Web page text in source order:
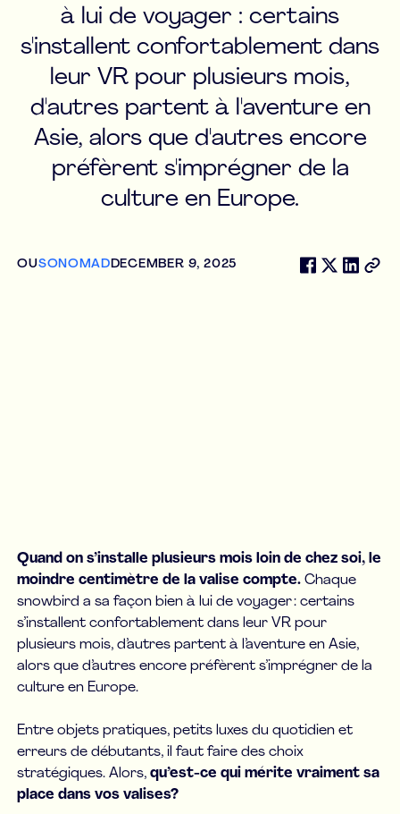
à lui de voyager : certains
s'installent confortablement dans
leur VR pour plusieurs mois,
d'autres partent à l'aventure en
Asie, alors que d'autres encore
préfèrent s'imprégner de la
culture en Europe.
OUSONOMADDECEMBER 9, 2025
Quand on s’installe plusieurs mois loin de chez soi, le
moindre centimètre de la valise compte. Chaque
snowbird a sa façon bien à lui de voyager : certains
s’installent confortablement dans leur VR pour
plusieurs mois, d’autres partent à l’aventure en Asie,
alors que d’autres encore préfèrent s’imprégner de la
culture en Europe.
Entre objets pratiques, petits luxes du quotidien et
erreurs de débutants, il faut faire des choix
stratégiques. Alors,qu’est-ce qui mérite vraiment sa
place dans vos valises?